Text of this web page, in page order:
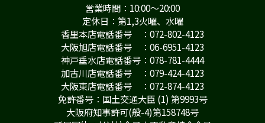
営業時間：10:00～20:00
定休日：第1,3火曜、水曜
香里本店電話番号 ：072-802-4123
大阪旭店電話番号 ：06-6951-4123
神戸垂水店電話番号：078-781-4444
加古川店電話番号 ：079-424-4123
大阪東店電話番号 ：072-874-4123
免許番号：国土交通大臣 (1) 第9993号
大阪府知事許可(般-4)第158748号